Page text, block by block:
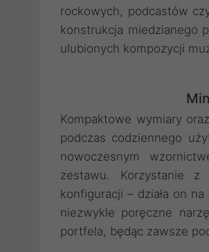
rockowych, podcastów
konstrukcja miedzianego
ulubionych kompozycji
Kompaktowe wymiary
podczas codziennego
nowoczesnym
zestawu. Korzystanie z
konfiguracji – działa on
niezwykle poręczne
portfela, będąc zawsze